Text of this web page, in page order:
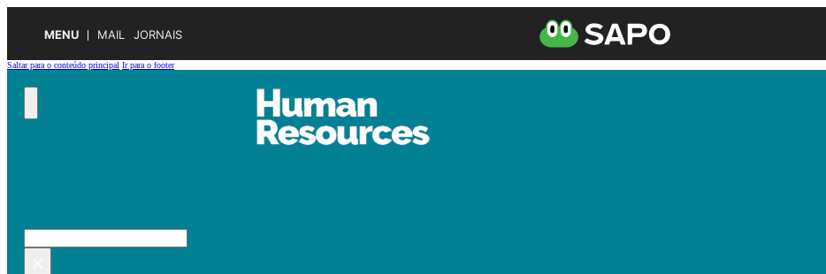
MENU MAIL JORNAIS
Saltar para o conteúdo principal Ir para o footer
Pesquisar